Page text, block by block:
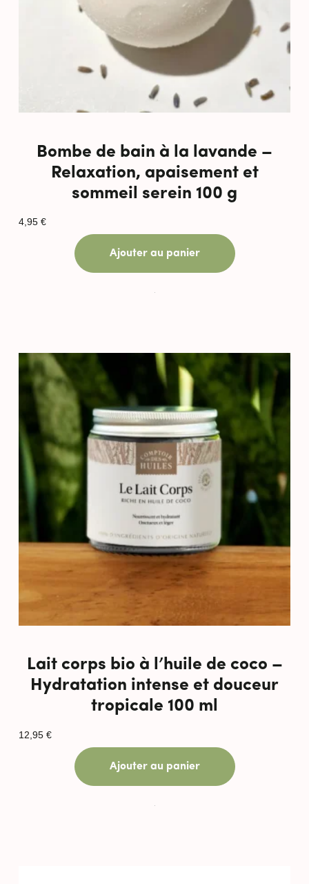
Bombe de bain à la lavande –
Relaxation, apaisement et
sommeil serein 100 g
4,95 €
Ajouter au panier
Lait corps bio à l’huile de coco –
Hydratation intense et douceur
tropicale 100 ml
12,95 €
Ajouter au panier